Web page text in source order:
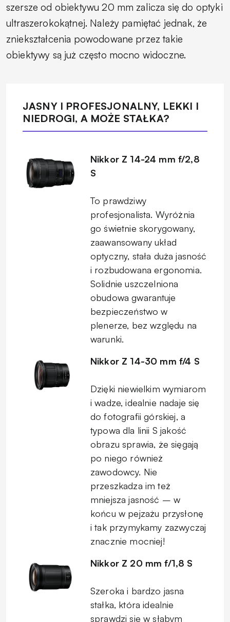
szersze od obiektywu 20 mm zalicza się do optyki
ultraszerokokątnej. Należy pamiętać jednak, że
zniekształcenia powodowane przez takie
obiektywy są już często mocno widoczne.
JASNY I PROFESJONALNY, LEKKI I
NIEDROGI, A MOŻE STAŁKA?
Nikkor Z 14-24 mm f/2,8
S
To prawdziwy
profesjonalista. Wyróżnia
go świetnie skorygowany,
zaawansowany układ
optyczny, stała duża jasność
i rozbudowana ergonomia.
Solidnie uszczelniona
obudowa gwarantuje
bezpieczeństwo w
plenerze, bez względu na
warunki.
Nikkor Z 14-30 mm f/4 S
Dzięki niewielkim wymiarom
i wadze, idealnie nadaje się
do fotografii górskiej, a
typowa dla linii S jakość
obrazu sprawia, że sięgają
po niego również
zawodowcy. Nie
przeszkadza im też
mniejsza jasność – w
końcu w pejzażu przysłonę
i tak przymykamy zazwyczaj
znacznie mocniej!
Nikkor Z 20 mm f/1,8 S
Szeroka i bardzo jasna
stałka, która idealnie
sprawdzi się w słabym